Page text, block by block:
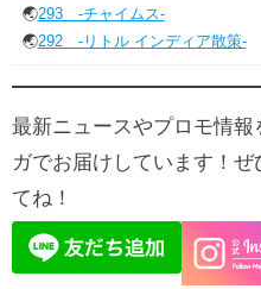
🌏293 -チャイムス-
🌏292 -リトル インディア散策-
最新ニュースやプロモ情
ガでお届けしています！
てね！